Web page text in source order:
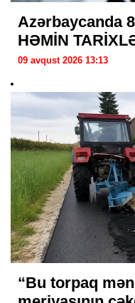
Azərbaycanda
HƏMİN
09 avqust 2026 13:13
“Bu torpaq